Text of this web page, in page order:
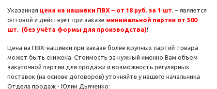
Указанная цена на нашивки ПВХ – от 18 руб. за 1 шт. – является
оптовой и действует при заказе минимальной партии от 300
шт. (без учёта формы для производства)!
Цена на ПВХ-нашивки при заказе более крупных партий товара
может быть снижена. Стоимость за нужный именно Вам объём
закупочной партии для продажи и возможность регулярных
поставок (на основе договоров) уточняйте у нашего начальника
Отдела продаж - Юлии Дьяченко: